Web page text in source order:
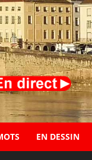
EN DESSIN